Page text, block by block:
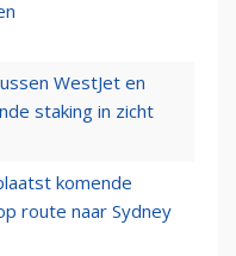
WestJet en
staking in zicht
komende
route naar Sydney